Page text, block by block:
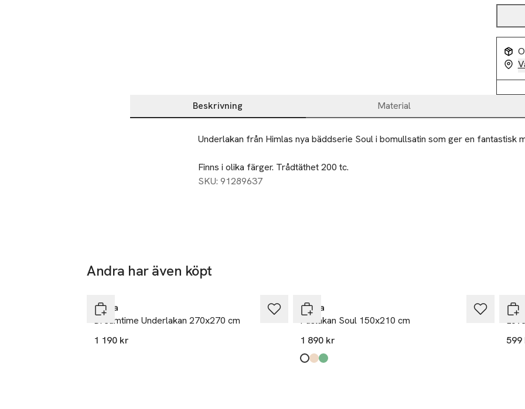
Beskrivning Material
Beskrivning
Underlakan från Himlas nya bäddserie Soul i bomullsatin som ger en fantastisk
Finns i olika färger. Trådtäthet 200 tc.
SKU: 91289637
Andra har även köpt
Himla
Dreamtime Underlakan 270x270 cm
1 190 kr
Himla
Påslakan Soul 150x210 cm
1 890 kr
Produkten finns i färgerna:
White,
Mother Of Pearl
Pine,
599